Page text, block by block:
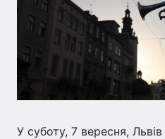
У суботу, 7 вересня,